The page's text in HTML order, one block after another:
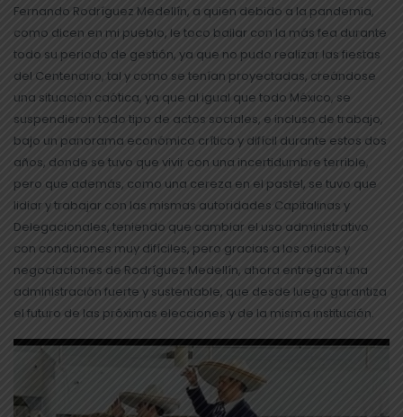
Fernando Rodríguez Medellín, a quien debido a la pandemia,
como dicen en mi pueblo, le toco bailar con la más fea durante
todo su periodo de gestión, ya que no pudo realizar las fiestas
del Centenario, tal y como se tenían proyectadas, creándose
una situación caótica, ya que al igual que todo México, se
suspendieron todo tipo de actos sociales, e incluso de trabajo,
bajo un panorama económico crítico y difícil durante estos dos
años, donde se tuvo que vivir con una incertidumbre terrible,
pero que además, como una cereza en el pastel, se tuvo que
lidiar y trabajar con las mismas autoridades Capitalinas y
Delegacionales, teniendo que cambiar el uso administrativo
con condiciones muy difíciles, pero gracias a los oficios y
negociaciones de Rodríguez Medellín, ahora entregará una
administración fuerte y sustentable, que desde luego garantiza
el futuro de las próximas elecciones y de la misma institución.